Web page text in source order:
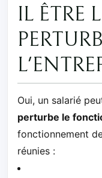
IL ÊTRE
Oui, un salarié
perturbe le
fonctionnement
réunies :